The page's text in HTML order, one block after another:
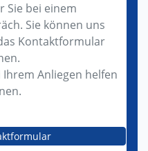
Sie bei einem
Sie können uns
Kontaktformular
Anliegen helfen